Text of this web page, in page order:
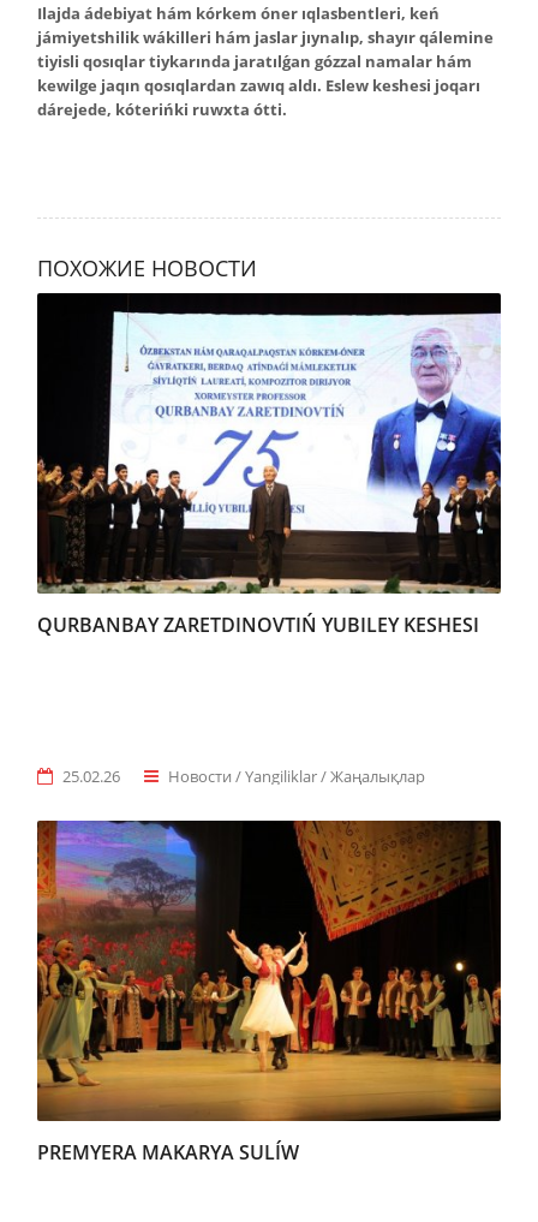
Ilajda ádebiyat hám kórkem óner ıqlasbentleri, keń
jámiyetshilik wákilleri hám jaslar jıynalıp, shayır qálemine
tiyisli qosıqlar tiykarında jaratılǵan gózzal namalar hám
kewilge jaqın qosıqlardan zawıq aldı. Eslew keshesi joqarı
dárejede, kóterińki ruwxta ótti.
ПОХОЖИЕ НОВОСТИ
QURBANBAY ZARETDINOVTIŃ YUBILEY KESHESI
25.02.26 Новости / Yangiliklar / Жаңалықлар
PREMYERA MAKARYA SULÍW